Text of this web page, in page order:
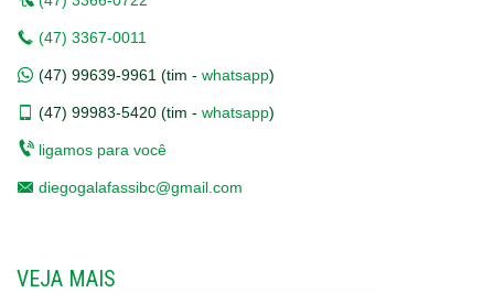
(47) 3367-0011
(47) 99639-9961 (tim - whatsapp)
(47) 99983-5420 (tim - whatsapp)
ligamos para você
diegogalafassibc@gmail.com
VEJA MAIS